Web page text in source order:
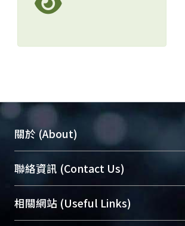
關於 (About)
臺大位居世界頂尖大學之列，為永
展現本校豐碩的研究成果及學術能
機構典藏（NTUR）與學術庫（AH）
台，成為臺大學術典藏NTU
聯絡資訊 (Contact Us)
總館學科館員(Main Library)
醫學圖書館學科館員(Medical
相關網站 (Useful Links)